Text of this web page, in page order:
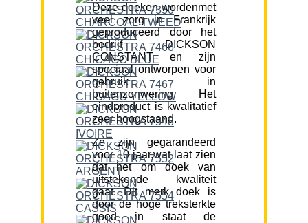
Deze doeken wordenmet
veel zorg in Frankrijk
geproduceerd door het
bedrijf DICKSON
CONSTANT en zijn
speciaal ontworpen voor
gebruik in
buitenzonwering. Het
eindproduct is kwalitatief
zeer hoogstaand.
Ze zijn gegarandeerd
voor 10 jaar,wat laat zien
dat het om doek van
uitstekende kwaliteit
gaat. Dit merk doek is
door de hoge treksterkte
goed in staat de